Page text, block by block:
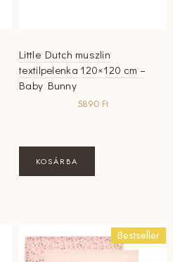
Little Dutch muszlin
textilpelenka 120×120 cm –
Baby Bunny
5890 Ft
KOSÁRBA
Bestseller